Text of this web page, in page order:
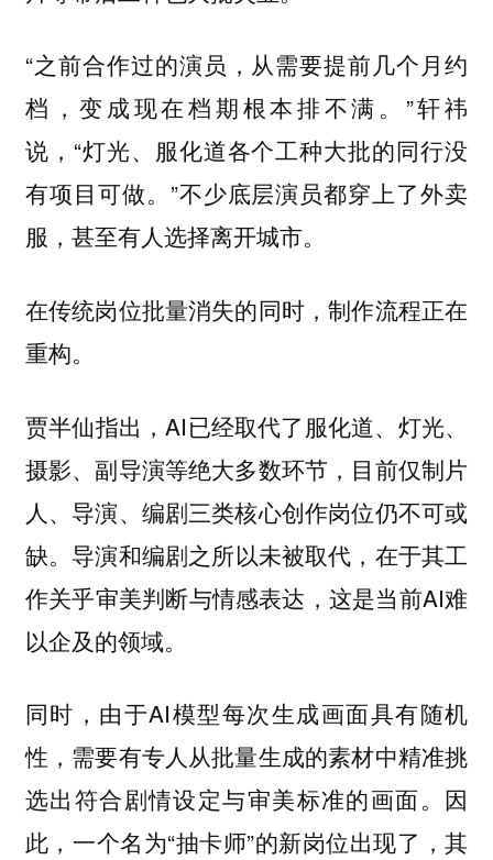
“之前合作过的演员，从需要提前几个月约
档，变成现在档期根本排不满。”轩祎
说，“灯光、服化道各个工种大批的同行没
有项目可做。”不少底层演员都穿上了外卖
服，甚至有人选择离开城市。
在传统岗位批量消失的同时，制作流程正在
重构。
贾半仙指出，AI已经取代了服化道、灯光、
摄影、副导演等绝大多数环节， 目前仅制片
人、导演、编剧三类核心创作岗位仍不可或
缺。导演和编剧之所以未被取代，在于其工
作关乎审美判断与情感表达，这是当前AI难
以企及的领域。
同时，由于AI模型每次生成画面具有随机
性，需要有专人从批量生成的素材中精准挑
选出符合剧情设定与审美标准的画面。因
此，一个名为“抽卡师”的新岗位出现了，其